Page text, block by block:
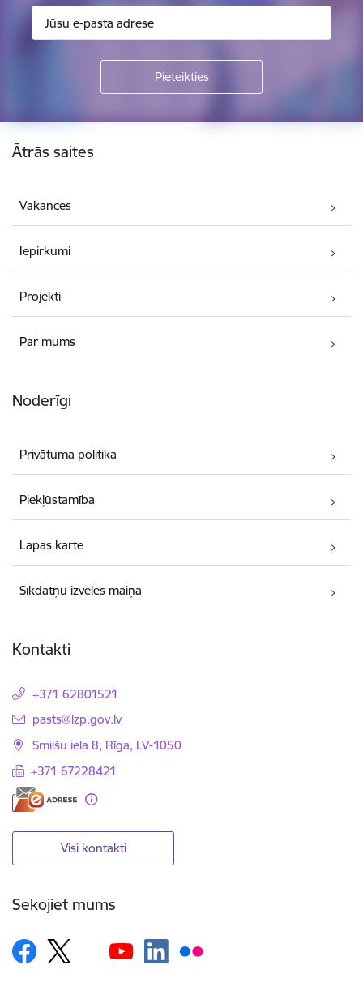
Kājene
Ātrās saites
Vakances
Iepirkumi
Projekti
Par mums
Noderīgi
Privātuma politika
Piekļūstamība
Lapas karte
Sīkdatņu izvēles maiņa
Kontakti
+371 62801521
E-pasts:
pasts@lzp.gov.lv
Smilšu iela 8, Rīga, LV-1050
+371 67228421
Visi kontakti
Sekojiet mums